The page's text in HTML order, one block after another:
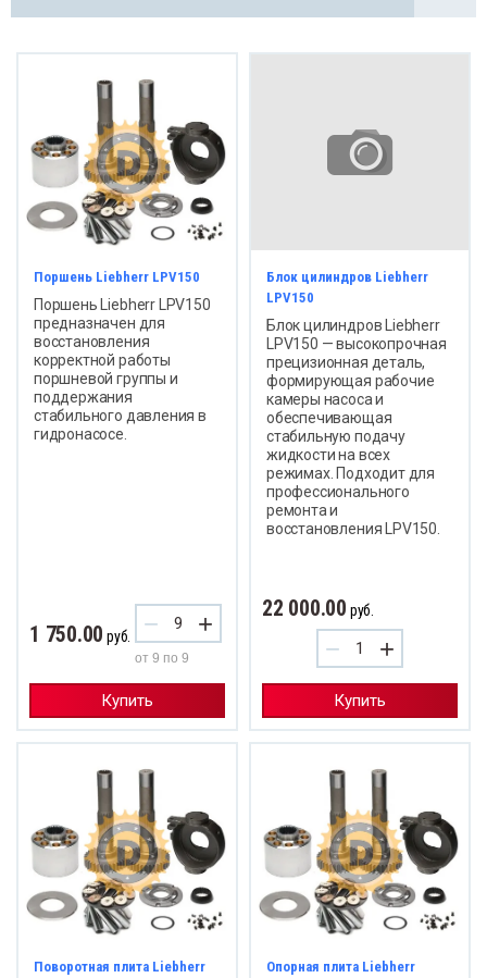
Поршень Liebherr LPV150
Поршень Liebherr LPV150
предназначен для
восстановления
корректной работы
поршневой группы и
поддержания
стабильного давления в
гидронасосе.
1 750.00 руб. − +
от 9 по 9
Купить
Блок цилиндров Liebherr
LPV150
Блок цилиндров Liebherr
LPV150 — высокопрочная
прецизионная деталь,
формирующая рабочие
камеры насоса и
обеспечивающая
стабильную подачу
жидкости на всех
режимах. Подходит для
профессионального
ремонта и
восстановления LPV150.
22 000.00 руб.
− +
Купить
Поворотная плита Liebherr
Опорная плита Liebherr